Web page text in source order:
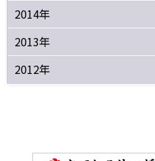
2014年
2013年
2012年